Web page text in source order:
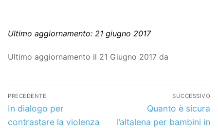
Ultimo aggiornamento: 21 giugno 2017
Ultimo aggiornamento il 21 Giugno 2017 da
Navigazione
articoli
PRECEDENTE
Articolo
precedente:
In dialogo per
contrastare la violenza
SUCCESSIVO
Articolo
successivo:
Quanto è sicura
l’altalena per bambini in